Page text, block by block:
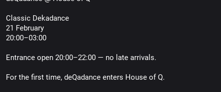
Classic Dekadance
21 February
20:00–03:00
Entrance open 20:00–22:00 — no late arrivals.
For the first time, deQadance enters House of Q.